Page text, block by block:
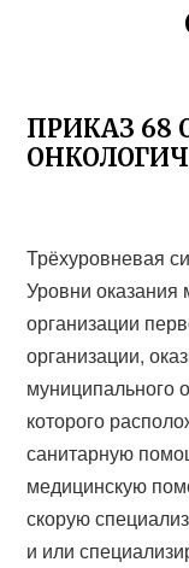
ПРИКАЗ
Трёхуровневая
Уровни
организации
организации,
муниципального
которого
санитарную
медицинскую
скорую
и или